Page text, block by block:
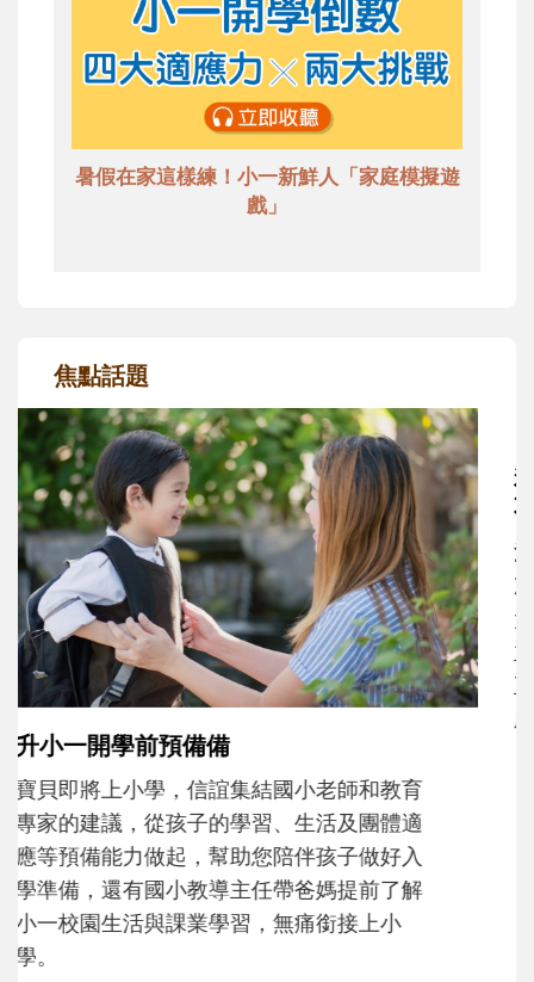
暑假在家這樣練！小一新鮮人「家庭模擬遊
戲」
焦點話題
和孩子一起長大的那個男人│讀懂父親的
不同模樣
沒有人天生就擅長當爸爸！男人總是在一次
次「前所未有」的體驗中，跟著孩子一起長
大。從給予安全感的肢體遊戲，到獨立自
主、角色認同及解決問題的能力養成。爸爸
正嘗試用不同的模樣，參與孩子每個重要的